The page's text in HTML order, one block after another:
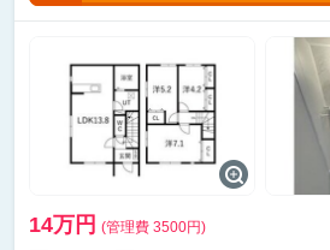
14万円 (管理費 3500円)